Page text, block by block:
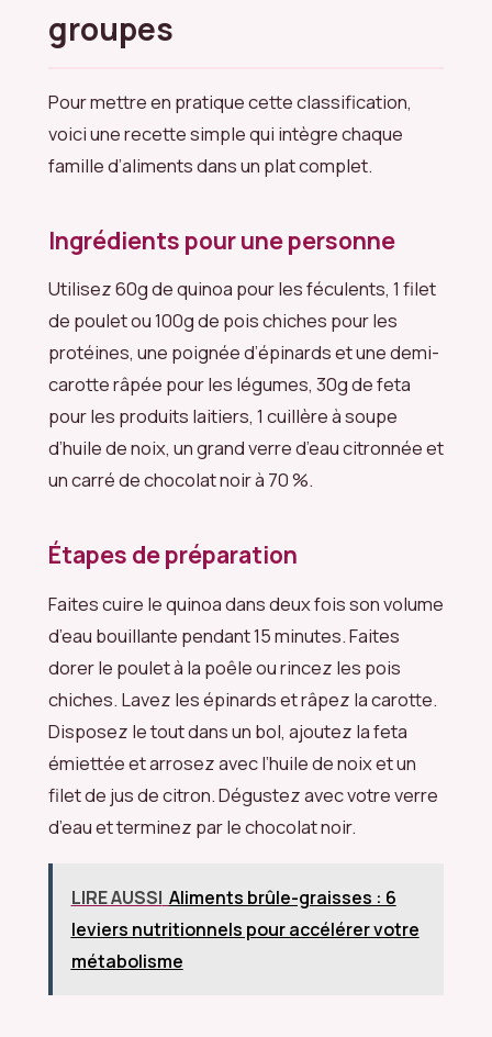
groupes
Pour mettre en pratique cette classification,
voici une recette simple qui intègre chaque
famille d’aliments dans un plat complet.
Ingrédients pour une personne
Utilisez 60g de quinoa pour les féculents, 1 filet
de poulet ou 100g de pois chiches pour les
protéines, une poignée d’épinards et une demi-
carotte râpée pour les légumes, 30g de feta
pour les produits laitiers, 1 cuillère à soupe
d’huile de noix, un grand verre d’eau citronnée et
un carré de chocolat noir à 70 %.
Étapes de préparation
Faites cuire le quinoa dans deux fois son volume
d’eau bouillante pendant 15 minutes. Faites
dorer le poulet à la poêle ou rincez les pois
chiches. Lavez les épinards et râpez la carotte.
Disposez le tout dans un bol, ajoutez la feta
émiettée et arrosez avec l’huile de noix et un
filet de jus de citron. Dégustez avec votre verre
d’eau et terminez par le chocolat noir.
LIRE AUSSI Aliments brûle-graisses : 6
leviers nutritionnels pour accélérer votre
métabolisme